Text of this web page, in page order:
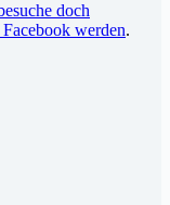
doch
werden.